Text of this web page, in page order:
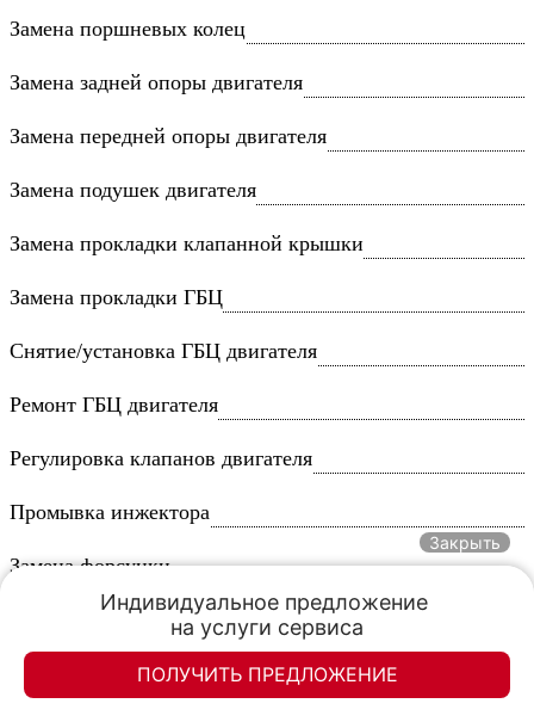
Замена поршневых колец
Замена задней опоры двигателя
Замена передней опоры двигателя
Замена подушек двигателя
Замена прокладки клапанной крышки
Замена прокладки ГБЦ
Снятие/установка ГБЦ двигателя
Ремонт ГБЦ двигателя
Регулировка клапанов двигателя
Промывка инжектора
Замена форсунки
Промывка форсунок
Замена турбины
Закрыть
Индивидуальное предложение
на услуги сервиса
ПОЛУЧИТЬ ПРЕДЛОЖЕНИЕ
Элан-моторс
Элан-моторс